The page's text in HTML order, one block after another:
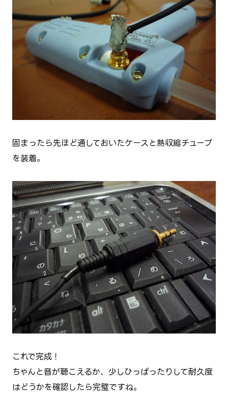
固まったら先ほど通しておいたケースと熱収縮チューブ
を装着。
これで完成！
ちゃんと音が聴こえるか、少しひっぱったりして耐久度
はどうかを確認したら完璧ですね。